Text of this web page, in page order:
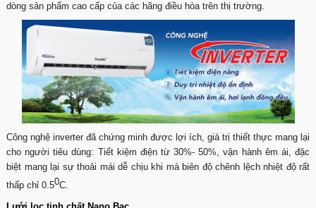
dòng sản phẩm cao cấp của các hãng điều hòa trên thị trường.
Công nghệ inverter đã chứng minh được lợi ích, giá trị thiết thực mang lại
cho người tiêu dùng: Tiết kiệm điện từ 30%- 50%, vận hành êm ái, đặc
biệt mang lại sự thoải mái dễ chịu khi mà biên độ chênh lệch nhiệt độ rất
thấp chỉ 0.50C.